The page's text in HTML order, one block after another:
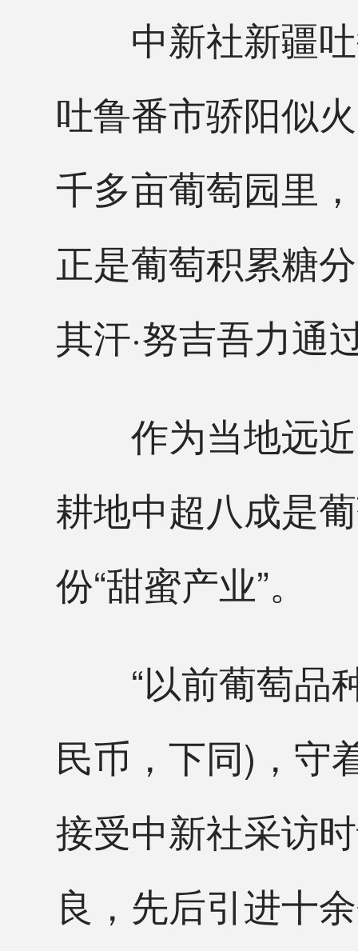
中新社新疆吐
吐鲁番市骄阳似
千多亩葡萄园里
正是葡萄积累糖
其汗·努吉吾力通
作为当地远近
耕地中超八成是
份“甜蜜产业”。
“以前葡萄品种
民币，下同)，守
接受中新社采访
良，先后引进十